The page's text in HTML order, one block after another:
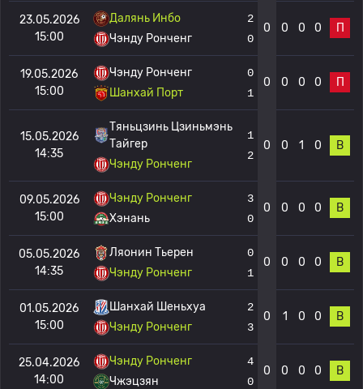
23.05.2026
15:00
Далянь Инбо
Чэнду Ронченг
2
0
0 0 0 0 П
19.05.2026
15:00
Чэнду Ронченг
Шанхай Порт
0
1
0 0 0 0 П
15.05.2026
14:35
Тяньцзинь Цзиньмэнь
Тайгер
Чэнду Ронченг
1
2
0 0 1 0 В
09.05.2026
15:00
Чэнду Ронченг
Хэнань
3
0
0 0 0 0 В
05.05.2026
14:35
Ляонин Тьерен
Чэнду Ронченг
0
1
0 0 0 0 В
01.05.2026
15:00
Шанхай Шеньхуа
Чэнду Ронченг
2
3
0 1 0 0 В
25.04.2026
14:00
Чэнду Ронченг
Чжэцзян
4
0
0 0 0 0 В